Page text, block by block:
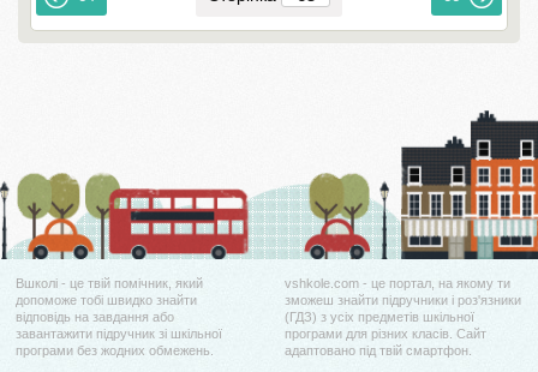
Вшколі - це твій помічник, який
допоможе тобі швидко знайти
відповідь на завдання або
завантажити підручник зі шкільної
програми без жодних обмежень.
vshkole.com - це портал, на якому ти
зможеш знайти підручники і роз'язники
(ГДЗ) з усіх предметів шкільної
програми для різних класів. Сайт
адаптовано під твій смартфон.